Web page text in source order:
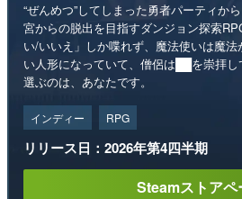
“ぜんめつ”してしまった勇者パーティか
宮からの脱出を目指すダンジョン探索
い/いいえ」しか喋れず、魔法使いは魔
い人形になっていて、僧侶は██を崇拝
選ぶのは、あなたです。
インディー RPG
リリース日：2026年第4四半期
Steamストアペ